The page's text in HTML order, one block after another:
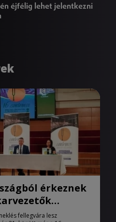
éjfélig lehet jelentkezni
érkeznek
fellegvára lesz